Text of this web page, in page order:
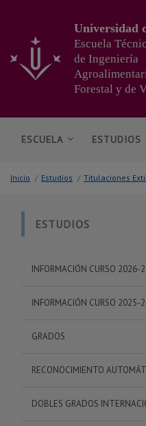
contenido
principal
de
Universidad
Escuela
de Ingeniería
Forestal y de
ESCUELA ESTUDIOS
Inicio / Estudios / Titulaciones
ESTUDIOS
INFORMACIÓN CURSO 2026-
INFORMACIÓN CURSO 2025-
GRADOS
RECONOCIMIENTO
DOBLES GRADOS